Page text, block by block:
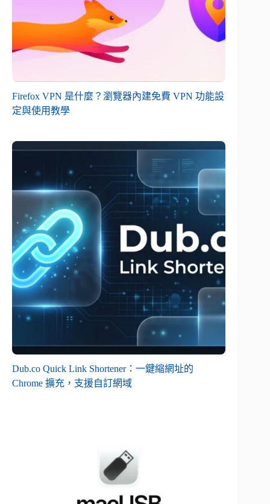
Firefox VPN 是什麼？瀏覽器內建免費 VPN 功能設
定與使用教學
Dub.co Quick Link Shortener：一鍵縮網址的
Chrome 擴充，支援自訂網域